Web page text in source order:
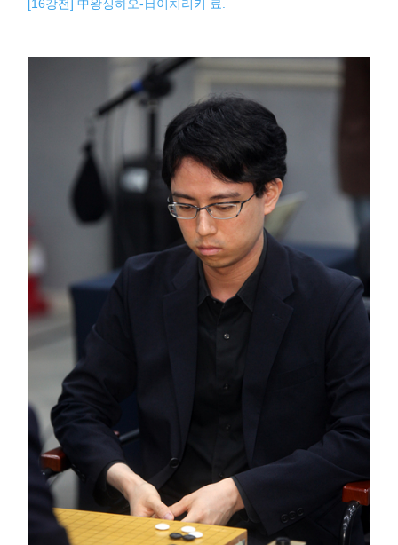
[16강전] 中왕싱하오-日이치리키 료.